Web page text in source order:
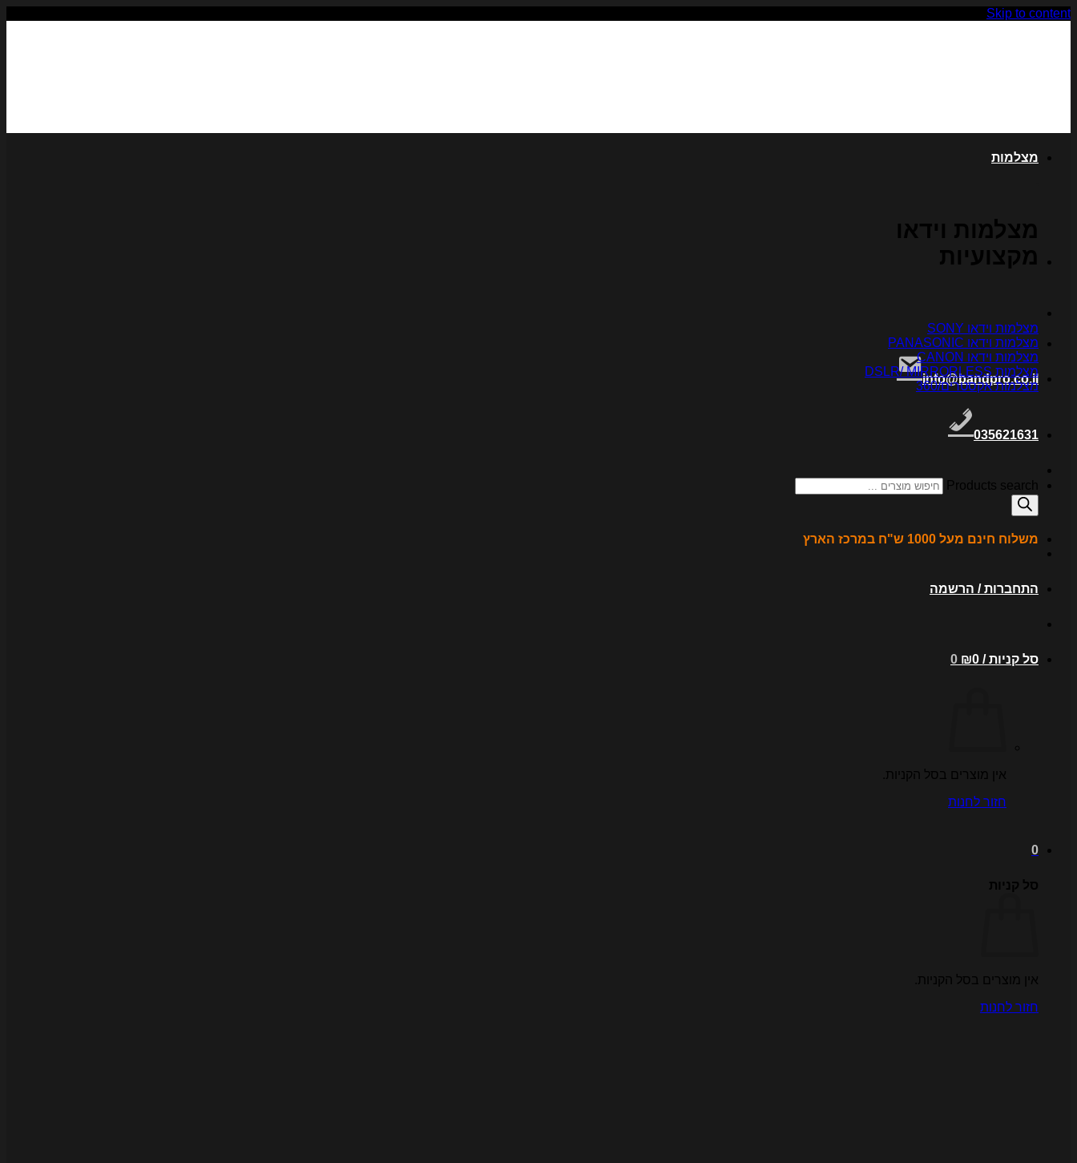
Skip to content
info@bandpro.co.il
035621631
Products search
משלוח חינם מעל 1000 ש"ח במרכז הארץ
התחברות / הרשמה
סל קניות / ₪0
0
אין מוצרים בסל הקניות.
חזור לחנות
0
סל קניות
אין מוצרים בסל הקניות.
חזור לחנות
מצלמות
מצלמות וידאו
מקצועיות
מצלמות וידאו SONY
מצלמות וידאו PANASONIC
מצלמות וידאו CANON
מצלמות DSLR/ MIRRORLESS
מצלמות אקסטרים/360